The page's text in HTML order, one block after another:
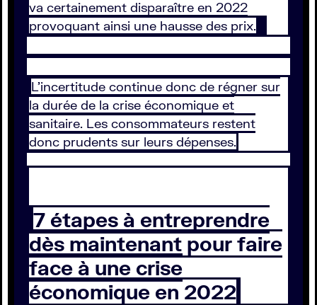
va certainement disparaître en 2022
provoquant ainsi une hausse des prix.
L’incertitude continue donc de régner sur
la durée de la crise économique et
sanitaire. Les consommateurs restent
donc prudents sur leurs dépenses.
7 étapes à entreprendre
dès maintenant pour faire
face à une crise
économique en 2022